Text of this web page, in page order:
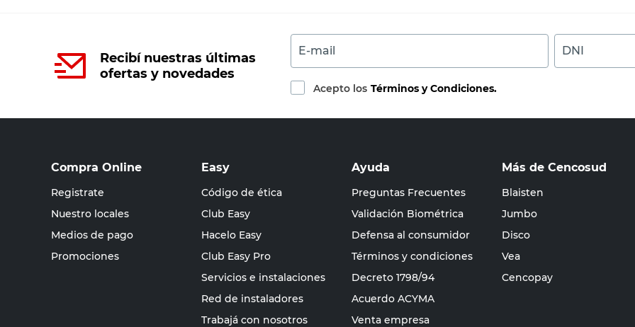
Recibí nuestras últimas
ofertas y novedades
E-mail DNI
Acepto los Términos y Condiciones.
Compra Online
Registrate
Nuestro locales
Medios de pago
Promociones
Easy
Código de ética
Club Easy
Hacelo Easy
Club Easy Pro
Servicios e instalaciones
Red de instaladores
Trabajá con nosotros
Ayuda
Preguntas Frecuentes
Validación Biométrica
Defensa al consumidor
Términos y condiciones
Decreto 1798/94
Acuerdo ACYMA
Venta empresa
Más de Cencosud
Blaisten
Jumbo
Disco
Vea
Cencopay